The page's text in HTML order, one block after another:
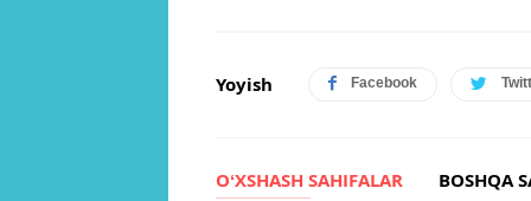
Yoyish Facebook
OʻXSHASH SAHIFALAR BOSHQA